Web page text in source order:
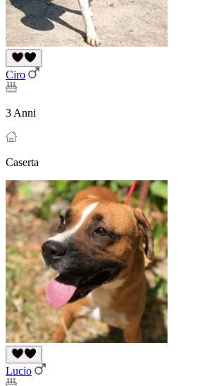
Ciro
3 Anni
Caserta
Lucio